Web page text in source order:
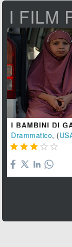
I FILM
I BAMBINI DI
Drammatico, (
    